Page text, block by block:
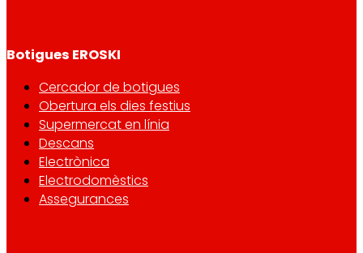
Botigues EROSKI
Cercador de botigues
Obertura els dies festius
Supermercat en línia
Descans
Electrònica
Electrodomèstics
Assegurances